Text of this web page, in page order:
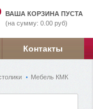
ВАША КОРЗИНА ПУСТА
(на сумму: 0.00 руб)
Контакты
Мебель КМК